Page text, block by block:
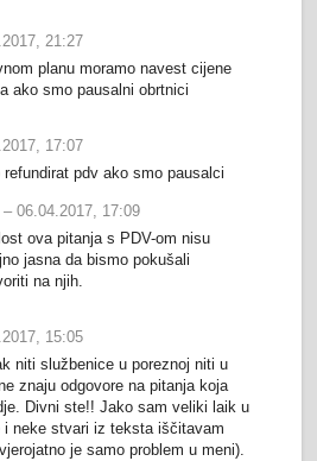
21:27
planu moramo navest cijene
ako smo pausalni obrtnici
17:07
refundirat pdv ako smo pausalci
– 06.04.2017, 17:09
ova pitanja s PDV-om nisu
jasna da bismo pokušali
na njih.
15:05
niti službenice u poreznoj niti u
znaju odgovore na pitanja koja
Divni ste!! Jako sam veliki laik u
i neke stvari iz teksta iščitavam
je samo problem u meni).